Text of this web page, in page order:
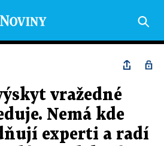
vražedné
Nemá kde
experti a radí